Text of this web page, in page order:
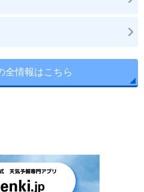
全情報はこちら